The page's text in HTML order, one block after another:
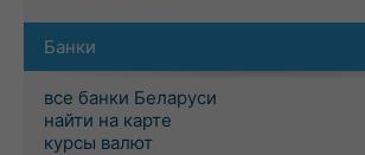
Банки
все банки Беларуси
найти на карте
курсы валют